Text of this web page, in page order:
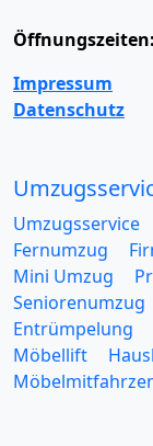
Öffnungszeiten:
Impressum
Datenschutz
Umzugsservice
Fernumzug
Mini Umzug
Seniorenumzug
Entrümpelung
Möbellift